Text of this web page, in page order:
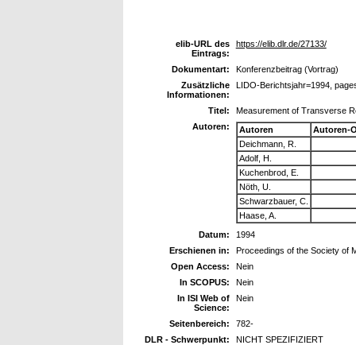
elib-URL des
Eintrags:
https://elib.dlr.de/27133/
Dokumentart:
Konferenzbeitrag (Vortrag)
Zusätzliche
Informationen:
LIDO-Berichtsjahr=1994,
Titel:
Measurement of Transverse
Autoren:
Autoren
Autoren-
Deichmann, R.
Adolf, H.
Kuchenbrod, E.
Nöth, U.
Schwarzbauer, C.
Haase, A.
Datum:
1994
Erschienen in:
Proceedings of the Society of
Open Access:
Nein
In SCOPUS:
Nein
In ISI Web of
Science:
Nein
Seitenbereich:
782-
DLR - Schwerpunkt:
NICHT SPEZIFIZIERT